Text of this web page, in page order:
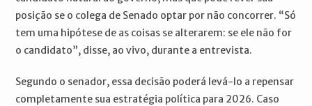
posição se o colega de Senado optar por não concorrer. “Só
tem uma hipótese de as coisas se alterarem: se ele não for
o candidato”, disse, ao vivo, durante a entrevista.
Segundo o senador, essa decisão poderá levá-lo a repensar
completamente sua estratégia política para 2026. Caso